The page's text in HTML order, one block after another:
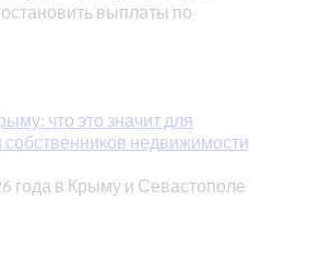
выплаты по
что это значит для
собственников недвижимости
года в Крыму и Севастополе